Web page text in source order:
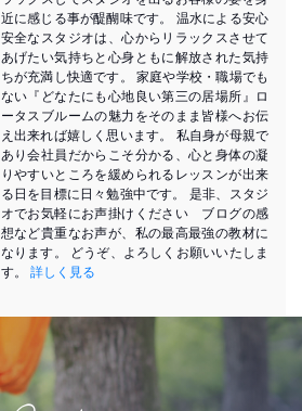
近に感じる事が醍醐味です。 温水による安心
安全なスタジオは、心からリラックスさせて
あげたい気持ちと心身ともに解放された気持
ちが充満し快適です。 家庭や学校・職場でも
ない『どなたにも心地良い第三の居場所』ロ
ータスブルームの魅力をそのまま皆様へお伝
え出来れば嬉しく思います。 私自身が母親で
あり会社員だからこそ分かる、心と身体の凝
りやすいところを緩められるレッスンが出来
る日を目標に日々勉強中です。 是非、スタジ
オでお気軽にお声掛けください ブログの感
想など貴重なお声が、私の最高最強の教材に
なります。 どうぞ、よろしくお願いいたしま
す。 詳しく見る